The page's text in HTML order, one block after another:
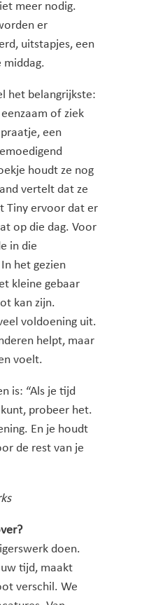
meer nodig.
er
uitstapjes, een
middag.
het belangrijkste:
of ziek
een
houdt ze nog
vertelt dat ze
Tiny ervoor dat er
op die dag. Voor
in die
het gezien
kleine gebaar
kan zijn.
voldoening uit.
helpt, maar
voelt.
is: “Als je tijd
probeer het.
En je houdt
de rest van je
doen.
tijd, maakt
verschil. We